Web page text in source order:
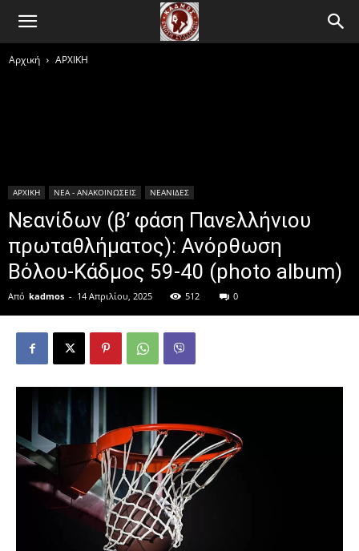
Αρχική ΑΡΧΙΚΗ
ΑΡΧΙΚΗ ΝΕΑ - ΑΝΑΚΟΙΝΩΣΕΙΣ ΝΕΑΝΙΔΕΣ
Νεανίδων (β’ φάση Πανελλήνιου
πρωταθλήματος): Ανόρθωση
Βόλου-Κάδμος 59-40 (photo album)
Από kadmos - 14 Απριλίου, 2025 512 0